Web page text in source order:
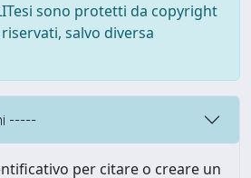
sono protetti da copyright
salvo diversa
-----
per citare o creare un